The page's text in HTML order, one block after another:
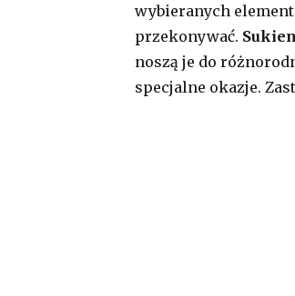
wybieranych
przekonywać.
noszą je do
specjalne okazje.